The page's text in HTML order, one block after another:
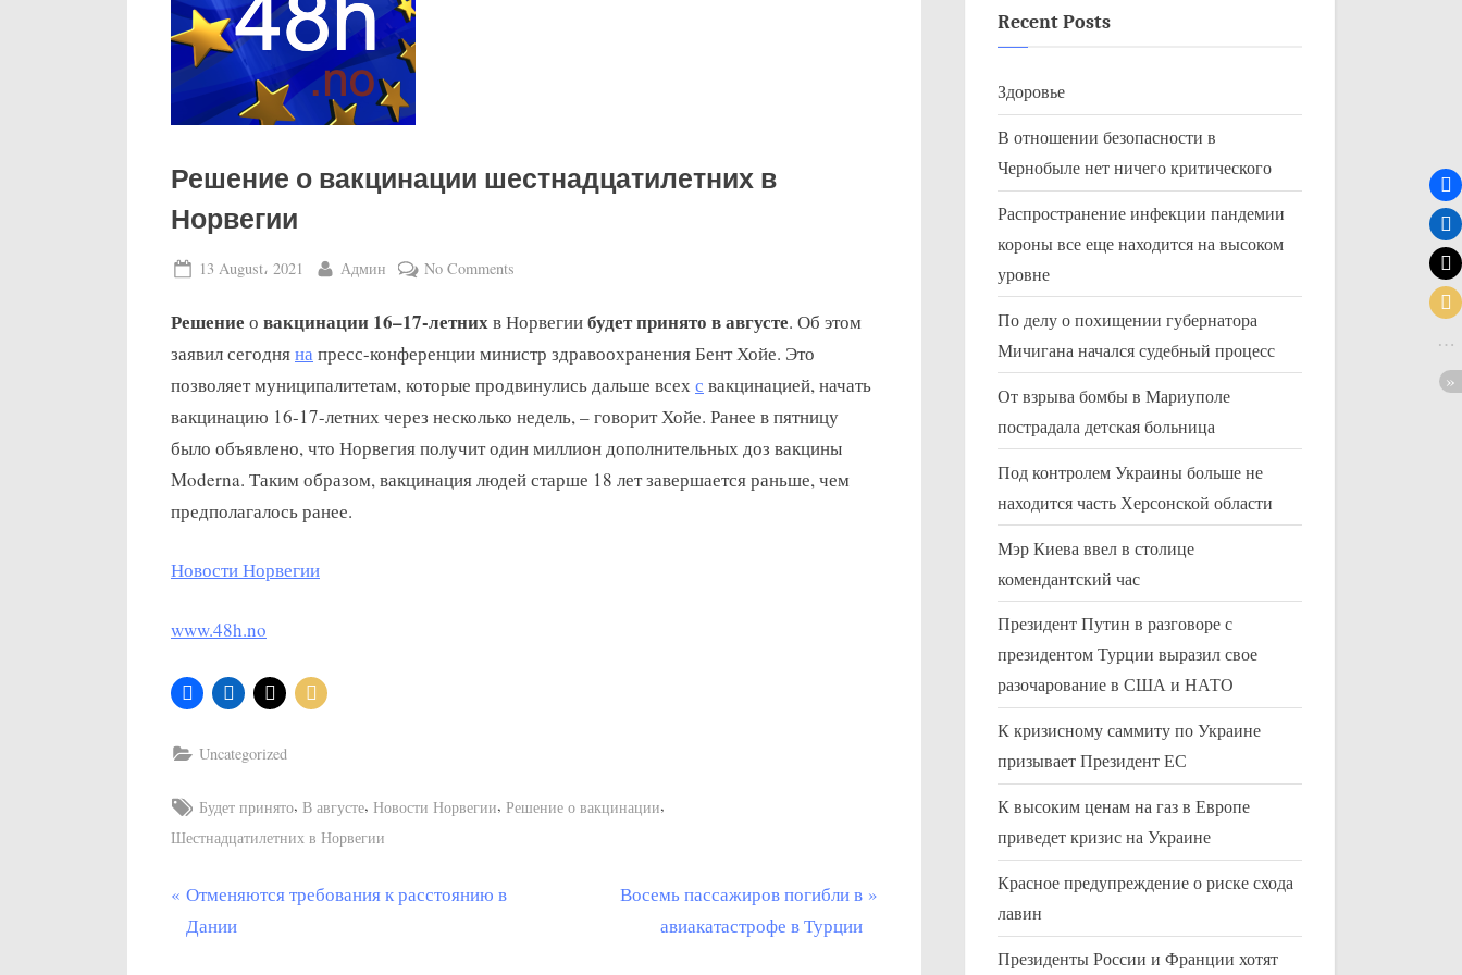
Решение о вакцинации шестнадцатилетних в
Норвегии
Posted
13 August، 2021 By
Админ No Comments
о
вакцинации
Норвегии
Решение о вакцинации 16–17-летнихв Норвегиибудет принято в августе. Об этом
заявил сегодняна пресс-конференции министр здравоохранения Бент Хойе. Это
позволяет муниципалитетам, которые продвинулись дальше всех с вакцинацией, начать
вакцинацию 16-17-летних через несколько недель, – говорит Хойе. Ранее в пятницу
было объявлено, что Норвегия получит один миллион дополнительных доз вакцины
Moderna. Таким образом, вакцинация людей старше 18 лет завершается раньше, чем
предполагалось ранее.
Новости Норвегии
www.48h.no
Uncategorized
Tags:
Будет принято, В августе, Новости Норвегии, Решение о вакцинации,
Шестнадцатилетних в Норвегии
Post
П
р
Отменяются требования к расстоянию в
Дании
С
Восемь пассажиров погибли в
авиакатастрофе в Турции
Recent Posts
Здоровье
В отношении безопасности в
Чернобыле нет ничего критического
Распространение инфекции пандемии
короны все еще находится на высоком
уровне
По делу о похищении губернатора
Мичигана начался судебный процесс
От взрыва бомбы в Мариуполе
пострадала детская больница
Под контролем Украины больше не
находится часть Херсонской области
Мэр Киева ввел в столице
комендантский час
Президент Путин в разговоре с
президентом Турции выразил свое
разочарование в США и НАТО
К кризисному саммиту по Украине
призывает Президент ЕС
К высоким ценам на газ в Европе
приведет кризис на Украине
Красное предупреждение о риске схода
лавин
Президенты России и Франции хотят